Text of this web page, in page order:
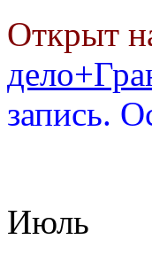
Открыт
запись.
Июль